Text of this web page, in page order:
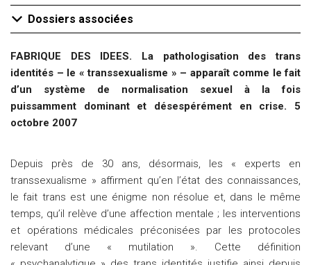
Dossiers associées
FABRIQUE DES IDEES. La pathologisation des trans
identités – le « transsexualisme » – apparaît comme le fait
d’un système de normalisation sexuel à la fois
puissamment dominant et désespérément en crise. 5
octobre 2007
Depuis près de 30 ans, désormais, les « experts en
transsexualisme » affirment qu’en l’état des connaissances,
le fait trans est une énigme non résolue et, dans le même
temps, qu’il relève d’une affection mentale ; les interventions
et opérations médicales préconisées par les protocoles
relevant d’une « mutilation ». Cette définition